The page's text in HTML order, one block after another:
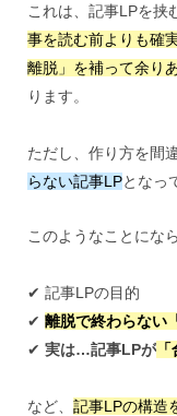
これは、記事LPを挟
事を読む前よりも確
離脱」を補って余り
ります。
ただし、作り方を間
らない記事LPとなっ
このようなことにな
✔︎ 記事LPの目的
✔︎ 離脱で終わらない
✔︎ 実は…記事LPが
など、 記事LPの構造